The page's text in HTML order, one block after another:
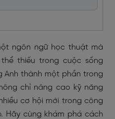
ngôn ngữ học thuật mà
thiếu trong cuộc sống
Anh thành một phần trong
chỉ nâng cao kỹ năng
cơ hội mới trong công
Hãy cùng khám phá cách